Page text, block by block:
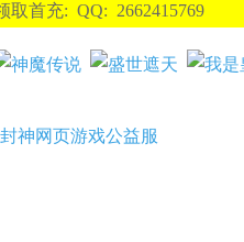
取首充: QQ: 2662415769
神网页游戏公益服